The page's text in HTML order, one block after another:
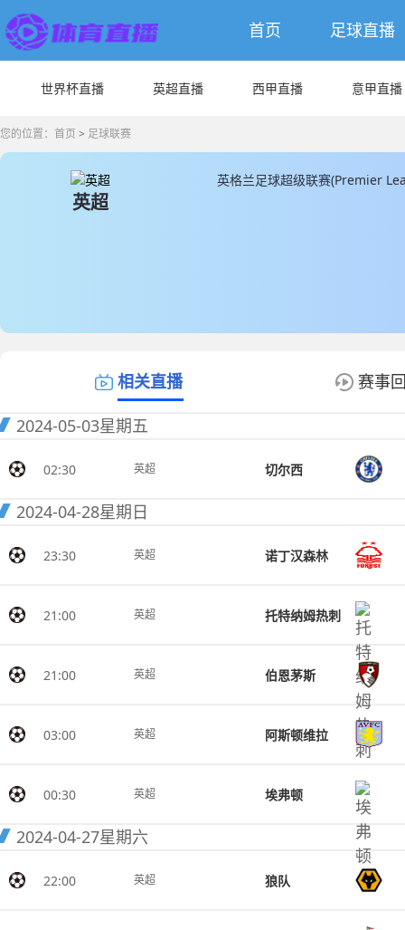
首页 足球直播
世界杯直播 英超直播 西甲直播 意甲直播
您的位置： 首页 > 足球联赛
英超
英格兰足球超级联赛(Premier
相关直播 赛事
2024-05-03星期五
02:30 英超 切尔西
2024-04-28星期日
23:30 英超 诺丁汉森林
21:00 英超 托特纳姆热刺
21:00 英超 伯恩茅斯
03:00 英超 阿斯顿维拉
00:30 英超 埃弗顿
2024-04-27星期六
22:00 英超 狼队